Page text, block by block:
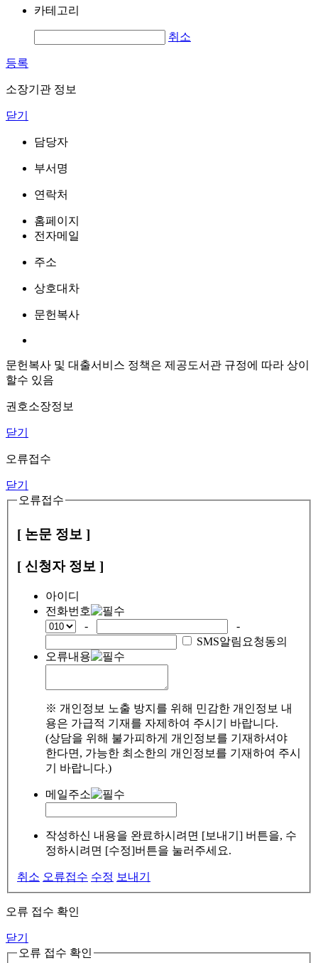
카테고리
취소
등록
소장기관 정보
닫기
담당자
부서명
연락처
홈페이지
전자메일
주소
상호대차
문헌복사
문헌복사 및 대출서비스 정책은 제공도서관 규정에 따라 상이
할수 있음
권호소장정보
닫기
오류접수
닫기
오류접수
[ 논문 정보 ]
[ 신청자 정보 ]
아이디
전화번호
-
-
SMS알림요청동의
오류내용
※ 개인정보 노출 방지를 위해 민감한 개인정보 내
용은 가급적 기재를 자제하여 주시기 바랍니다.
(상담을 위해 불가피하게 개인정보를 기재하셔야
한다면, 가능한 최소한의 개인정보를 기재하여 주시
기 바랍니다.)
메일주소
작성하신 내용을 완료하시려면 [보내기] 버튼을, 수
정하시려면 [수정]버튼을 눌러주세요.
취소 오류접수 수정 보내기
오류 접수 확인
닫기
오류 접수 확인